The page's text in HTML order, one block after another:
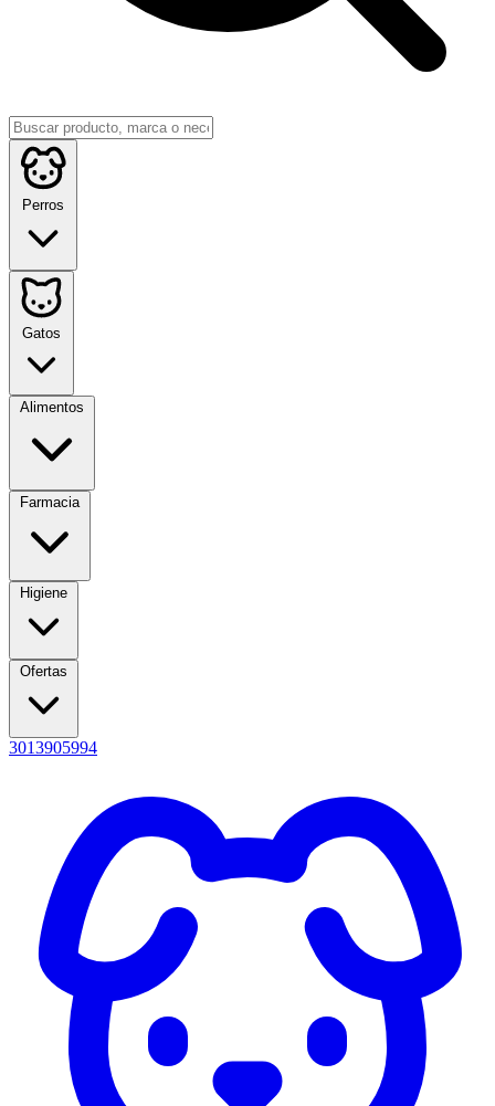
Perros
Gatos
Alimentos
Farmacia
Higiene
Ofertas
3013905994